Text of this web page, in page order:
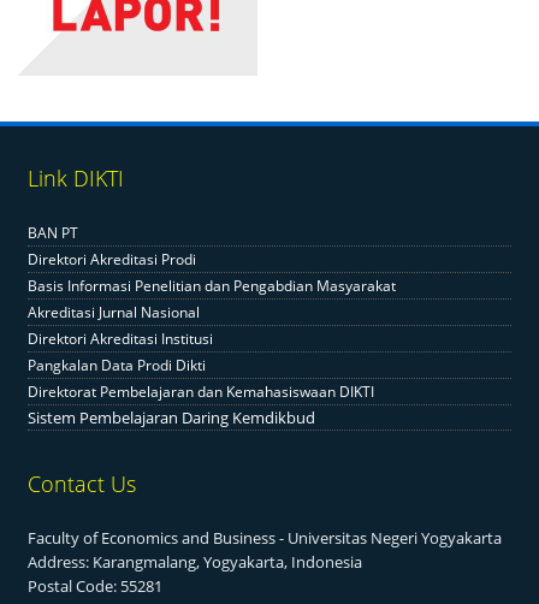
Link DIKTI
BAN PT
Direktori Akreditasi Prodi
Basis Informasi Penelitian dan Pengabdian Masyarakat
Akreditasi Jurnal Nasional
Direktori Akreditasi Institusi
Pangkalan Data Prodi Dikti
Direktorat Pembelajaran dan Kemahasiswaan DIKTI
Sistem Pembelajaran Daring Kemdikbud
Contact Us
Faculty of Economics and Business - Universitas Negeri Yogyakarta
Address: Karangmalang, Yogyakarta, Indonesia
Postal Code: 55281